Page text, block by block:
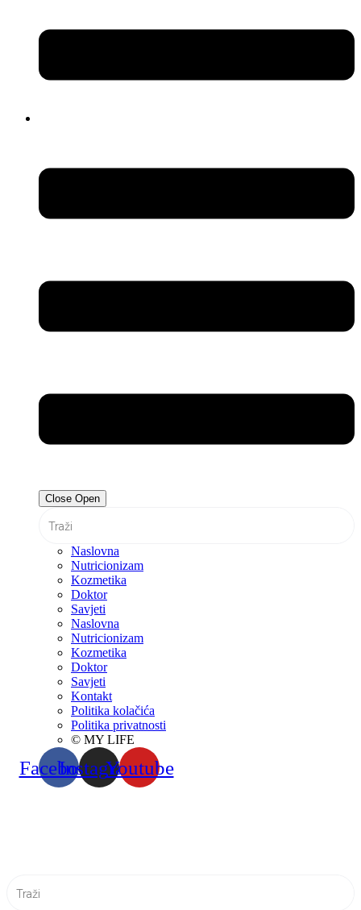
Close Open
Naslovna
Nutricionizam
Kozmetika
Doktor
Savjeti
Naslovna
Nutricionizam
Kozmetika
Doktor
Savjeti
Kontakt
Politika kolačića
Politika privatnosti
© MY LIFE
FacebookInstagramYoutube